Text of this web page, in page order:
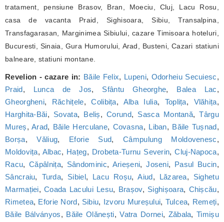
tratament, pensiune Brasov, Bran, Moeciu, Cluj, Lacu Rosu,
casa de vacanta Praid, Sighisoara, Sibiu, Transalpina,
Transfagarasan, Marginimea Sibiului, cazare Timisoara hoteluri,
Bucuresti, Sinaia, Gura Humorului, Arad, Busteni, Cazari statiuni
balneare, statiuni montane.
Revelion - cazare in: Băile Felix, Lupeni, Odorheiu Secuiesc,
Praid, Lunca de Jos, Sfântu Gheorghe, Balea Lac,
Gheorgheni, Răchițele,Colibița, Alba Iulia, Toplița, Vlăhița,
Harghita-Băi, Sovata, Beliș,Corund, Sasca Montană,Târgu
Mureș, Arad, Băile Herculane, Covasna, Liban, Băile Tușnad,
Borșa,Văliug, Eforie Sud,Câmpulung Moldovenesc,
Moldovița, Albac, Hațeg, Drobeta-Turnu Severin,Cluj-Napoca,
Racu,Căpâlnița, Sândominic, Arieșeni,Joseni, Pasul Bucin,
Sâncraiu, Turda, Sibiel, Lacu Roșu,Aiud, Lăzarea, Sighetu
Marmației,Coada Lacului Lesu, Brașov, Sighișoara, Chișcău,
Rimetea, Eforie Nord, Sibiu, Izvoru Mureșului, Tulcea, Remeți,
Băile Bálványos, Băile Olănești,Vatra Dornei, Zăbala,Timișu